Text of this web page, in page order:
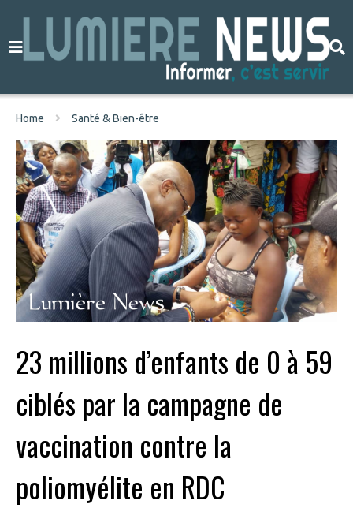
Home Santé & Bien-être
23 millions d’enfants de 0 à 59
ciblés par la campagne de
vaccination contre la
poliomyélite en RDC